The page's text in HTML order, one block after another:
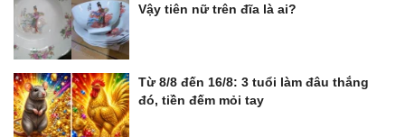
Vậy tiên nữ trên đĩa là ai?
Từ 8/8 đến 16/8: 3 tuổi làm đâu thắng
đó, tiền đếm mỏi tay